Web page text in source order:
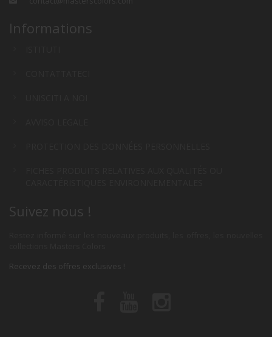
Informations
Suivez nous !
Recevez des offres exclusives !